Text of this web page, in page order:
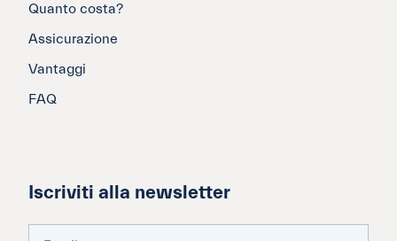
Quanto costa?
Assicurazione
Vantaggi
FAQ
Iscriviti alla newsletter